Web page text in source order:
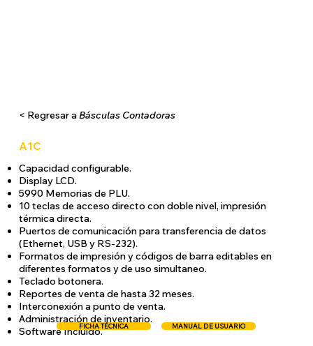
< Regresar aBásculas Contadoras
MANUAL DE USUARIO
Capacidad configurable.
Display LCD.
5990 Memorias de PLU.
10 teclas de acceso directo con doble nivel, impresión
térmica directa.
Puertos de comunicación para transferencia de datos
(Ethernet, USB y RS-232).
Formatos de impresión y códigos de barra editables en
diferentes formatos y de uso simultaneo.
Teclado botonera.
Reportes de venta de hasta 32 meses.
Interconexión a punto de venta.
Administración de inventario.
Software Incluido.FICHA TÉCNICA
A1C